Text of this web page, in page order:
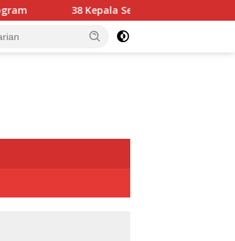
Sekolah Dilantik, Disdikbud Ungkap Masih Ada